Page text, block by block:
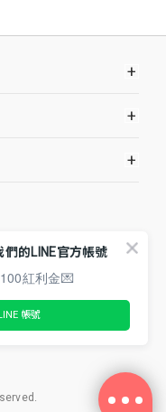
+
+
+
的LINE官方帳號
紅利金💌
帳號